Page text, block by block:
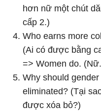
hơn nữ một chút
cấp 2.)
Who earns more
(Ai có được bằng
=> Women do.
Why should
eliminated? (Tại
được xóa bỏ?)